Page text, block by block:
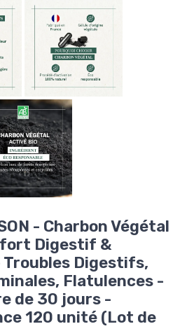
- Charbon Végétal
Digestif &
Digestifs,
Flatulences -
de 30 jours -
120 unité (Lot de